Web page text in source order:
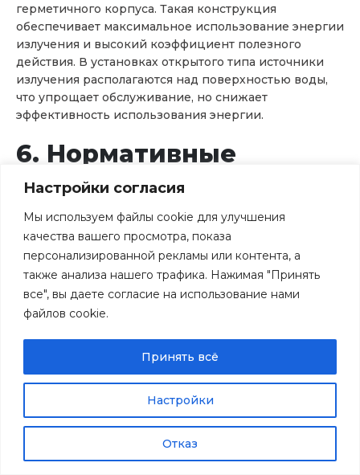
Настройки согласия
Мы используем файлы cookie для улучшения
качества вашего просмотра, показа
персонализированной рекламы или контента, а
также анализа нашего трафика. Нажимая "Принять
все", вы даете согласие на использование нами
файлов cookie.
Настройки
Отказ
Принять всё
герметичного корпуса. Такая конструкция
обеспечивает максимальное использование энергии
излучения и высокий коэффициент полезного
действия. В установках открытого типа источники
излучения располагаются над поверхностью воды,
что упрощает обслуживание, но снижает
эффективность использования энергии.
6. Нормативные
требования и
стандарты
Применение ультрафиолетового обеззараживания
регламентируется рядом нормативных документов,
устанавливающих требования к дозам облучения,
параметрам оборудования и методам контроля
Требования для
питьевой воды
Согласно действующим российским санитарным
нормам СанПиН 1.2.3685-21 «Гигиенические